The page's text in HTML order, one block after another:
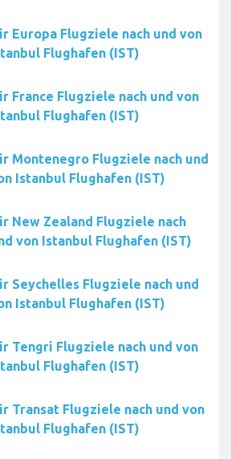
Europa Flugziele nach und von
Flughafen (IST)
France Flugziele nach und von
Flughafen (IST)
Montenegro Flugziele nach und
Istanbul Flughafen (IST)
New Zealand Flugziele nach
von Istanbul Flughafen (IST)
Seychelles Flugziele nach und
Istanbul Flughafen (IST)
Tengri Flugziele nach und von
Flughafen (IST)
Transat Flugziele nach und von
Flughafen (IST)